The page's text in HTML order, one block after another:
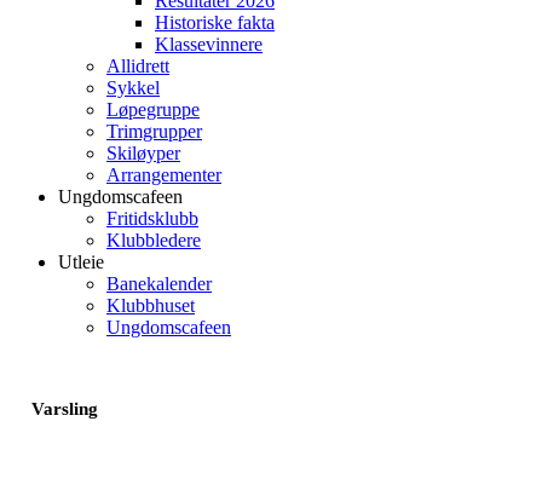
Historiske fakta
Klassevinnere
Allidrett
Sykkel
Løpegruppe
Trimgrupper
Skiløyper
Arrangementer
Ungdomscafeen
Fritidsklubb
Klubbledere
Utleie
Banekalender
Klubbhuset
Ungdomscafeen
Varsling